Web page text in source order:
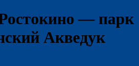
— парк
Акведук